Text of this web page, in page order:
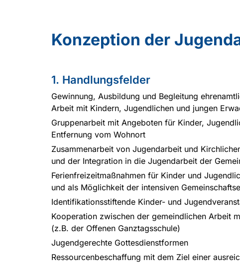
Konzeption der
1. Handlungsfelder
Gewinnung, Ausbildung und Begleitung
Arbeit mit Kindern, Jugendlichen und jungen
Gruppenarbeit mit Angeboten für Kinder,
Entfernung vom Wohnort
Zusammenarbeit von Jugendarbeit und
und der Integration in die Jugendarbeit der
Ferienfreizeitmaßnahmen für Kinder und
und als Möglichkeit der intensiven
Identifikationsstiftende Kinder- und
Kooperation zwischen der gemeindlichen Arbeit
(z.B. der Offenen Ganztagsschule)
Jugendgerechte Gottesdienstformen
Ressourcenbeschaffung mit dem Ziel einer